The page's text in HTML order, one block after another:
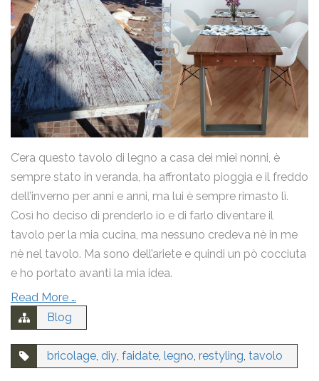
C’era questo tavolo di legno a casa dei miei nonni, è
sempre stato in veranda, ha affrontato pioggia e il freddo
dell’inverno per anni e anni, ma lui è sempre rimasto lì.
Così ho deciso di prenderlo io e di farlo diventare il
tavolo per la mia cucina, ma nessuno credeva nè in me
nè nel tavolo. Ma sono dell’ariete e quindi un pò cocciuta
e ho portato avanti la mia idea.
Read More …
Blog
bricolage, diy, faidate, legno, restyling, tavolo
email
Nome
Email
Ho letto laPrivacy Policye acconsento al trattamento dei
miei dati personali.